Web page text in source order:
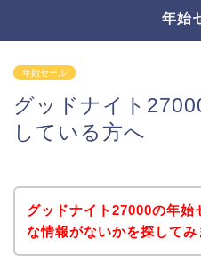
年始
年始セール
グッドナイト
している方へ
グッドナイト27000の年始
な情報がないかを探してみ